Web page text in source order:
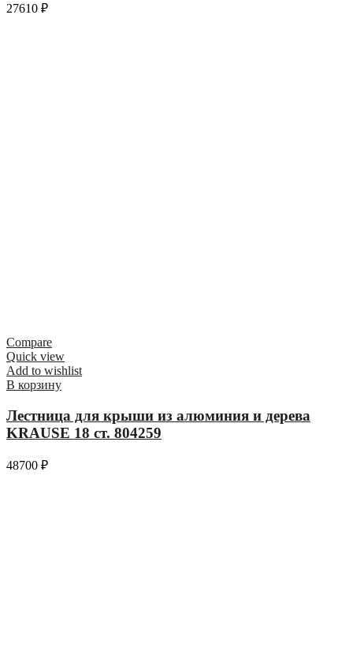
27610 ₽
Compare
Quick view
Add to wishlist
В корзину
Лестница для крыши из алюминия и дерева
KRAUSE 18 ст. 804259
48700 ₽